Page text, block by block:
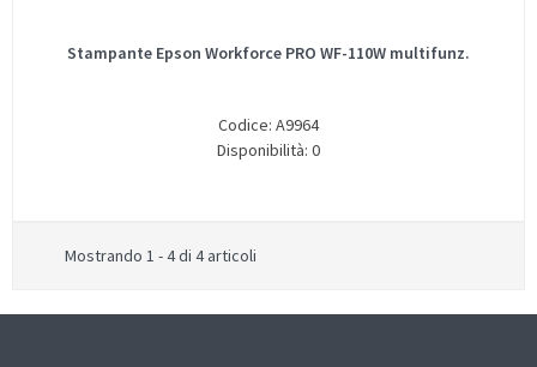
Stampante Epson Workforce PRO WF-110W multifunz.
Codice: A9964
Disponibilità: 0
Mostrando 1 - 4 di 4 articoli